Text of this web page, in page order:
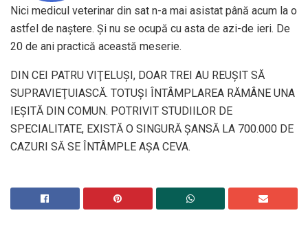
Nici medicul veterinar din sat n-a mai asistat până acum la o
astfel de naştere. Şi nu se ocupă cu asta de azi-de ieri. De
20 de ani practică această meserie.
DIN CEI PATRU VIŢELUŞI, DOAR TREI AU REUŞIT SĂ
SUPRAVIEŢUIASCĂ. TOTUŞI ÎNTÂMPLAREA RĂMÂNE UNA
IEŞITĂ DIN COMUN. POTRIVIT STUDIILOR DE
SPECIALITATE, EXISTĂ O SINGURĂ ȘANSĂ LA 700.000 DE
CAZURI SĂ SE ÎNTÂMPLE AȘA CEVA.